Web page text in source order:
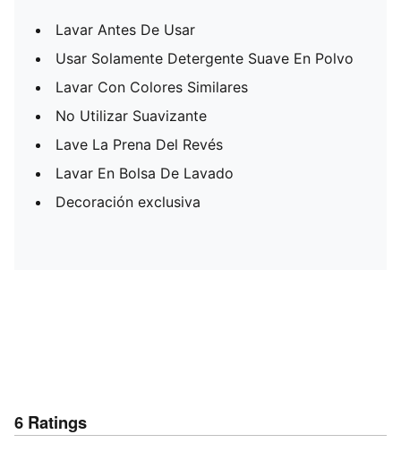
Lavar Antes De Usar
Usar Solamente Detergente Suave En Polvo
Lavar Con Colores Similares
No Utilizar Suavizante
Lave La Prena Del Revés
Lavar En Bolsa De Lavado
Decoración exclusiva
6 Ratings